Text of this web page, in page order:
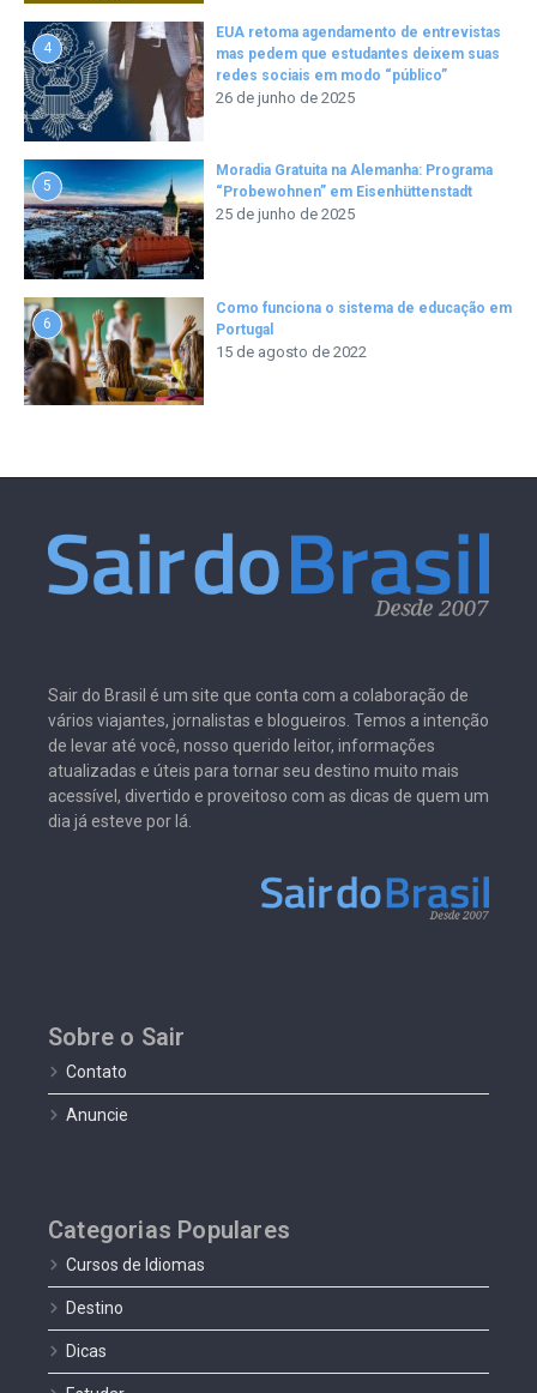
4
EUA retoma agendamento de entrevistas
mas pedem que estudantes deixem suas
redes sociais em modo “público”
26 de junho de 2025
5
Moradia Gratuita na Alemanha: Programa
“Probewohnen” em Eisenhüttenstadt
25 de junho de 2025
6
Como funciona o sistema de educação em
Portugal
15 de agosto de 2022
Sair do Brasil é um site que conta com a colaboração de
vários viajantes, jornalistas e blogueiros. Temos a intenção
de levar até você, nosso querido leitor, informações
atualizadas e úteis para tornar seu destino muito mais
acessível, divertido e proveitoso com as dicas de quem um
dia já esteve por lá.
Sobre o Sair
Contato
Anuncie
Categorias Populares
Cursos de Idiomas
Destino
Dicas